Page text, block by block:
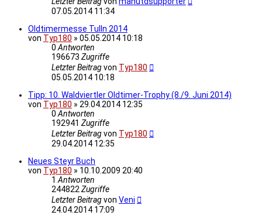
07.05.2014 11:34
Oldtimermesse Tulln 2014
von Typ180 » 05.05.2014 10:18
0Antworten
196673 Zugriffe
Letzter Beitragvon Typ180
05.05.2014 10:18
Tipp: 10. Waldviertler Oldtimer-Trophy (8./9. Juni 2014)
von Typ180 » 29.04.2014 12:35
0Antworten
192941 Zugriffe
Letzter Beitragvon Typ180
29.04.2014 12:35
Neues Steyr Buch
von Typ180 » 10.10.2009 20:40
1Antworten
244822Zugriffe
Letzter Beitragvon Veni
24.04.2014 17:09